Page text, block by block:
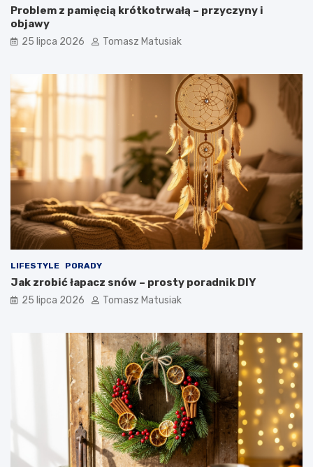
Problem z pamięcią krótkotrwałą – przyczyny i
objawy
25 lipca 2026 Tomasz Matusiak
LIFESTYLE PORADY
Jak zrobić łapacz snów – prosty poradnik DIY
25 lipca 2026 Tomasz Matusiak